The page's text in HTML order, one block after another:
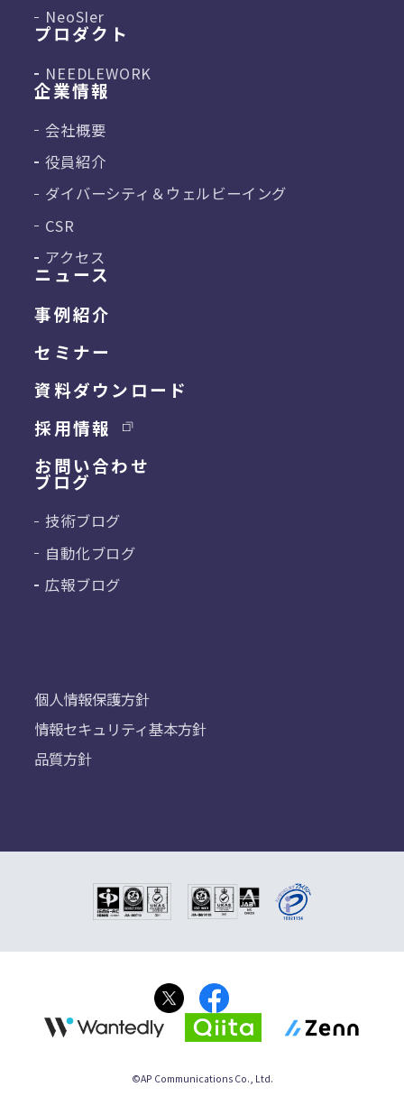
個人情報保護方針
情報セキュリティ基本方針
品質方針
ニュース
事例紹介
セミナー
資料ダウンロード
採用情報
お問い合わせ
NeoSIer
プロダクト
NEEDLEWORK
企業情報
会社概要
役員紹介
ダイバーシティ＆ ウェルビーイング
CSR
アクセス
ブログ
技術ブログ
自動化ブログ
広報ブログ
©AP Communications Co., Ltd.